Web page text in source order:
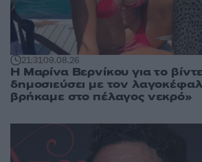
21:3109.08.26
Η Μαρίνα Βερνίκου για το
δημοσιεύσει με τον
βρήκαμε στο πέλαγος νεκρό»